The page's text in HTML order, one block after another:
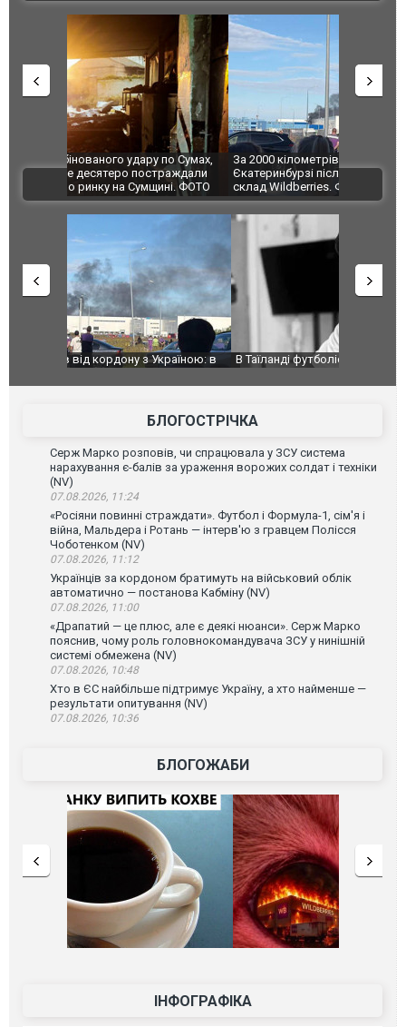
За 2000 кілометрів від кордону з Україною: в
Єкатеринбурзі після атаки дронів загорівся
склад Wildberries. ФОТО. ВІДЕО
"Мої
ВІДЕО
В Таїланді футболіст загинув від удару
блискавки під час матчу: ще 12 людей
постраждали. ВІДЕО
БЛОГОСТРІЧКА
Серж Марко розповів, чи спрацювала у ЗСУ система
нарахування є-балів за ураження ворожих солдат і техніки
(NV)
07.08.2026, 11:24
«Росіяни повинні страждати». Футбол і Формула-1, сім'я і
війна, Мальдера і Ротань — інтерв'ю з гравцем Полісся
Чоботенком (NV)
07.08.2026, 11:12
Українців за кордоном братимуть на військовий облік
автоматично — постанова Кабміну (NV)
07.08.2026, 11:00
«Драпатий — це плюс, але є деякі нюанси». Серж Марко
пояснив, чому роль головнокомандувача ЗСУ у нинішній
системі обмежена (NV)
07.08.2026, 10:48
Хто в ЄС найбільше підтримує Україну, а хто найменше —
результати опитування (NV)
07.08.2026, 10:36
БЛОГОЖАБИ
ІНФОГРАФІКА